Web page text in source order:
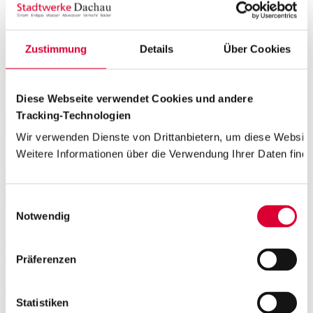
Zustimmung Details Über Cookies
Diese Webseite verwendet Cookies und andere
Tracking-Technologien
Wir verwenden Dienste von Drittanbietern, um diese
Weitere Informationen über die Verwendung Ihrer Daten
Notwendig
Präferenzen
Statistiken
Wärme
Übersicht Wärme VarioWärme komplett
Geothermie
E-Mobilität
Wallboxen zum Aktionspreis